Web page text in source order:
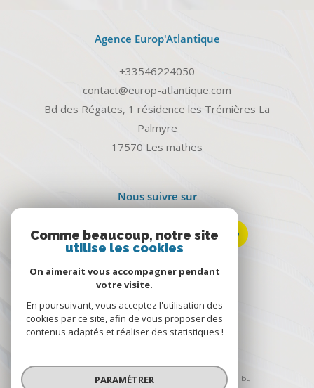
Agence Europ'Atlantique
+33546224050
contact@europ-atlantique.com
Bd des Régates, 1 résidence les Trémières La
Palmyre
17570
les mathes
Nous suivre sur
© 2026 | Tous droits réservés | Traduction powered by
Comme beaucoup, notre site
utilise les cookies
On aimerait vous accompagner pendant
votre visite.
En poursuivant, vous acceptez l'utilisation des
cookies par ce site, afin de vous proposer des
contenus adaptés et réaliser des statistiques !
PARAMÉTRER